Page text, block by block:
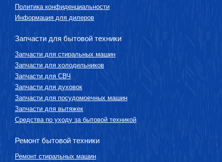
Политика конфиденциальности
Информация для дилеров
Запчасти для бытовой техники
Запчасти для стиральных машин
Запчасти для холодильников
Запчасти для СВЧ
Запчасти для духовок
Запчасти для посудомоечных машин
Запчасти для вытяжек
Средства по уходу за бытовой техникой
Ремонт бытовой техники
Ремонт стиральных машин